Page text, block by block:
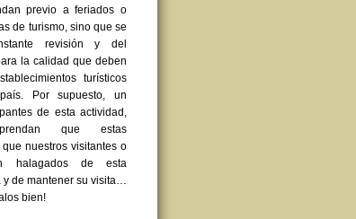
previo a feriados o
de turismo, sino que se
revisión y del
la calidad que deben
turísticos
Por supuesto, un
de esta actividad,
que estas
nuestros visitantes o
halagados de esta
y de mantener su visita…
bien!